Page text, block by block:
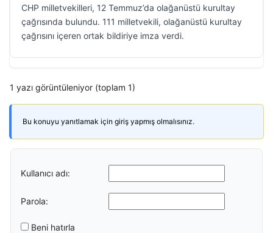
CHP milletvekilleri, 12 Temmuz’da olağanüstü kurultay
çağrısında bulundu. 111 milletvekili, olağanüstü kurultay
çağrısını içeren ortak bildiriye imza verdi.
1 yazı görüntüleniyor (toplam 1)
Bu konuyu yanıtlamak için giriş yapmış olmalısınız.
Kullanıcı adı:
Parola:
Beni hatırla